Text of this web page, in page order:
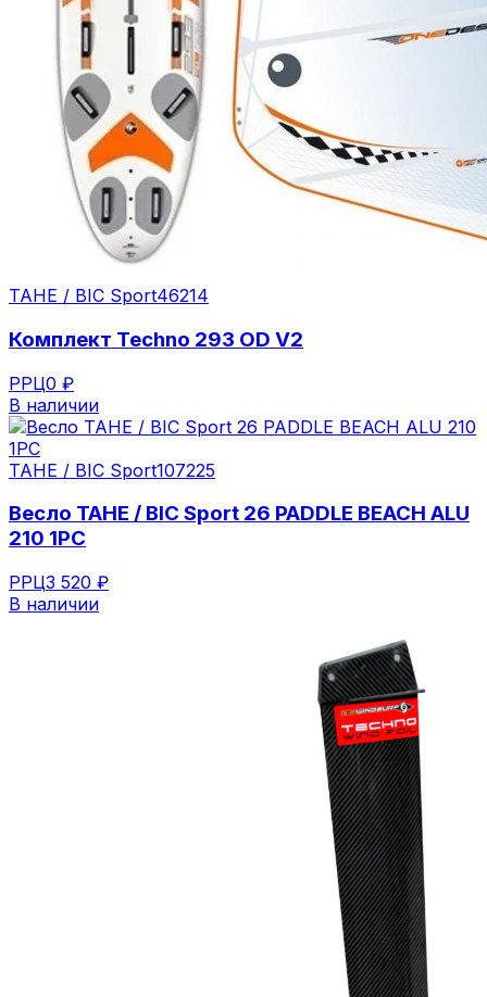
TAHE / BIC Sport46214
Комплект Techno 293 OD V2
РРЦ0 ₽
В наличии
TAHE / BIC Sport107225
Весло TAHE / BIC Sport 26 PADDLE BEACH ALU
210 1PC
РРЦ3 520 ₽
В наличии